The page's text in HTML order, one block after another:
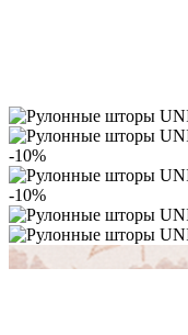
-10%
-10%